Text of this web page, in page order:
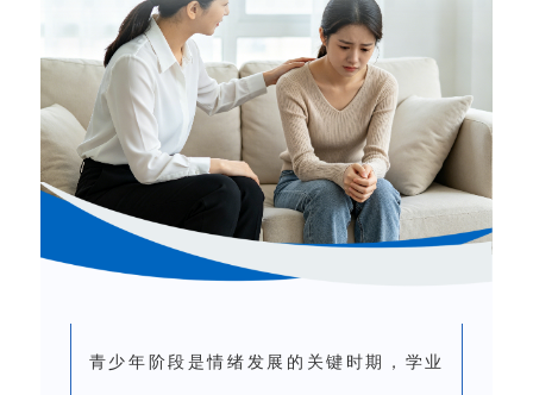
青少年阶段是情绪发展的关键时期，学业